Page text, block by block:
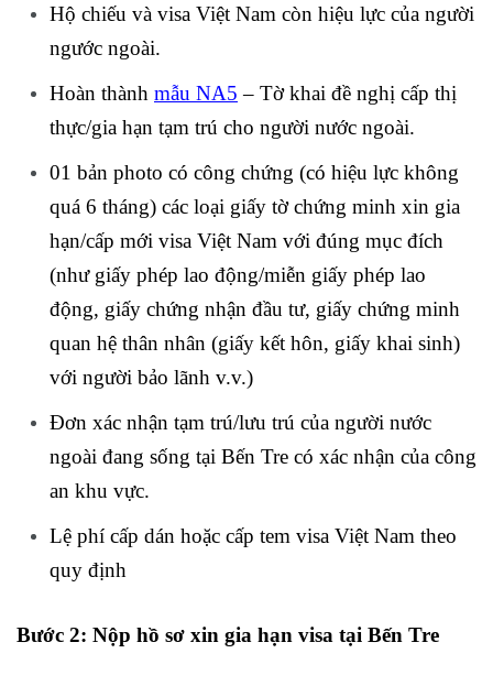
Hộ chiếu và visa Việt Nam còn hiệu lực của người
ngước ngoài.
Hoàn thành mẫu NA5 – Tờ khai đề nghị cấp thị
thực/gia hạn tạm trú cho người nước ngoài.
01 bản photo có công chứng (có hiệu lực không
quá 6 tháng) các loại giấy tờ chứng minh xin gia
hạn/cấp mới visa Việt Nam với đúng mục đích
(như giấy phép lao động/miễn giấy phép lao
động, giấy chứng nhận đầu tư, giấy chứng minh
quan hệ thân nhân (giấy kết hôn, giấy khai sinh)
với người bảo lãnh v.v.)
Đơn xác nhận tạm trú/lưu trú của người nước
ngoài đang sống tại Bến Tre có xác nhận của công
an khu vực.
Lệ phí cấp dán hoặc cấp tem visa Việt Nam theo
quy định
Bước 2: Nộp hồ sơ xin gia hạn visa tại Bến Tre